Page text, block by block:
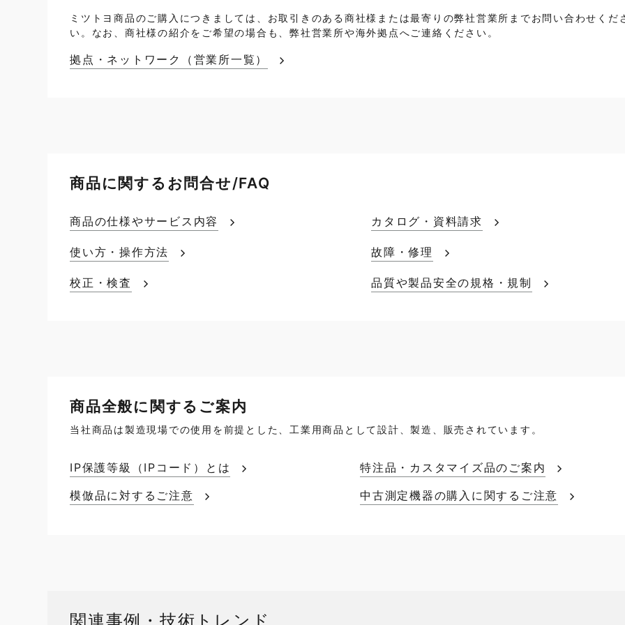
ミツトヨ商品のご購入につきましては、お取引きのある商社様または最寄りの弊社営業所までお問い合わせくだ
い。なお、商社様の紹介をご希望の場合も、弊社営業所や海外拠点へご連絡ください。
拠点・ネットワーク（営業所一覧）
商品に関するお問合せ/FAQ
商品の仕様やサービス内容
使い方・操作方法
校正・検査
カタログ・資料請求
故障・修理
品質や製品安全の規格・規制
商品全般に関するご案内
当社商品は製造現場での使用を前提とした、工業用商品として設計、製造、販売されています。
IP保護等級（IPコード）とは
特注品・カスタマイズ品のご案内
模倣品に対するご注意
中古測定機器の購入に関するご注意
関連事例・技術トレンド